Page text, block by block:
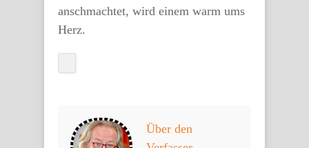
anschmachtet, wird einem warm ums
Herz.
Über den